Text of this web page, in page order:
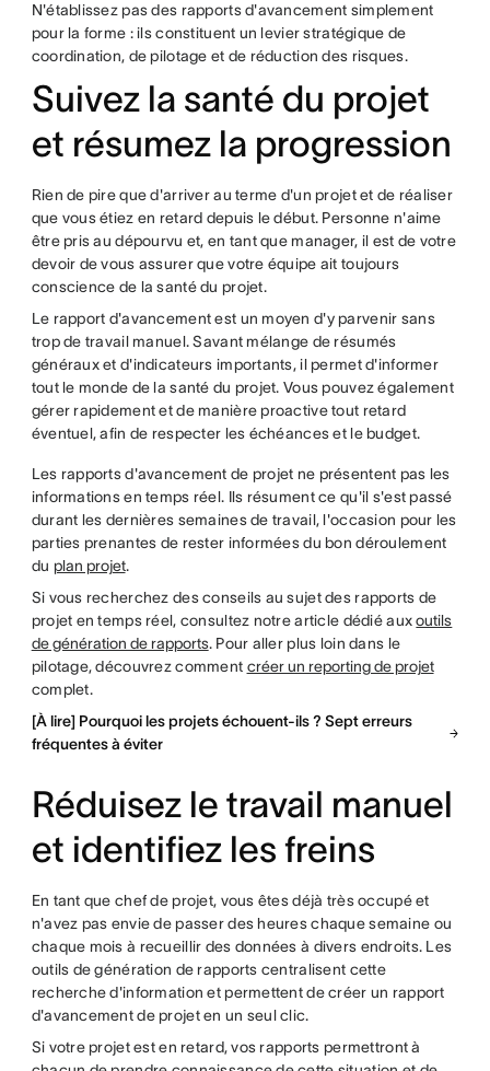
N'établissez pas des rapports d'avancement simplement
pour la forme : ils constituent un levier stratégique de
coordination, de pilotage et de réduction des risques.
Suivez la santé du projet
et résumez la progression
Rien de pire que d'arriver au terme d'un projet et de réaliser
que vous étiez en retard depuis le début. Personne n'aime
être pris au dépourvu et, en tant que manager, il est de votre
devoir de vous assurer que votre équipe ait toujours
conscience de la santé du projet.
Le rapport d'avancement est un moyen d'y parvenir sans
trop de travail manuel. Savant mélange de résumés
généraux et d'indicateurs importants, il permet d'informer
tout le monde de la santé du projet. Vous pouvez également
gérer rapidement et de manière proactive tout retard
éventuel, afin de respecter les échéances et le budget.
Les rapports d'avancement de projet ne présentent pas les
informations en temps réel. Ils résument ce qu'il s'est passé
durant les dernières semaines de travail, l'occasion pour les
parties prenantes de rester informées du bon déroulement
du plan projet.
Si vous recherchez des conseils au sujet des rapports de
projet en temps réel, consultez notre article dédié auxoutils
de génération de rapports. Pour aller plus loin dans le
pilotage, découvrez comment créer un reporting de projet
complet.
[À lire] Pourquoi les projets échouent-ils ? Sept erreurs
fréquentes à éviter
Réduisez le travail manuel
et identifiez les freins
En tant que chef de projet, vous êtes déjà très occupé et
n'avez pas envie de passer des heures chaque semaine ou
chaque mois à recueillir des données à divers endroits. Les
outils de génération de rapports centralisent cette
recherche d'information et permettent de créer un rapport
d'avancement de projet en un seul clic.
Si votre projet est en retard, vos rapports permettront à